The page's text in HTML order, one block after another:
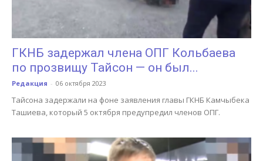
ГКНБ задержал члена ОПГ Кольбаева
по прозвищу Тайсон — он был...
Редакция - 06 октября 2023
Тайсона задержали на фоне заявления главы ГКНБ Камчыбека
Ташиева, который 5 октября предупредил членов ОПГ.